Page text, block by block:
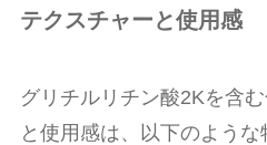
テクスチャーと使用感
グリチルリチン酸2Kを含
と使用感は、以下のような